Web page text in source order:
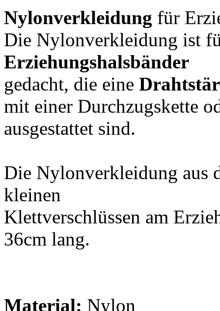
Nylonverkleidung für
Die Nylonverkleidung ist
Erziehungshalsbänder
gedacht, die eine
mit einer Durchzugskette
ausgestattet sind.
Die Nylonverkleidung aus
kleinen
Klettverschlüssen am
36cm lang.
Material: Nylon